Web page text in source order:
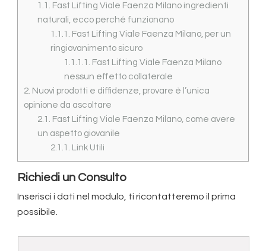
1.1.
Fast Lifting Viale Faenza Milano ingredienti
naturali, ecco perché funzionano
1.1.1.
Fast Lifting Viale Faenza Milano, per un
ringiovanimento sicuro
1.1.1.1.
Fast Lifting Viale Faenza Milano
nessun effetto collaterale
2. Nuovi prodotti e diffidenze, provare è l’unica
opinione da ascoltare
2.1.
Fast Lifting Viale Faenza Milano, come avere
un aspetto giovanile
2.1.1.
Link Utili
Richiedi un Consulto
Inserisci i dati nel modulo, ti ricontatteremo il prima
possibile.